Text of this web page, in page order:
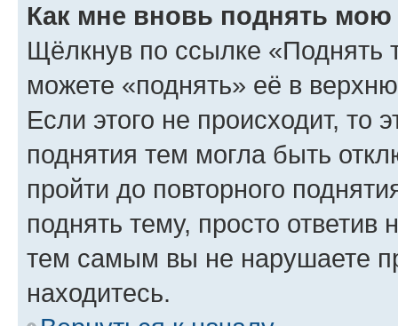
Как мне вновь поднять мою
Щёлкнув по ссылке «Поднять
можете «поднять» её в
Если этого не происходит, то
поднятия тем могла быть
пройти до повторного
поднять тему, просто ответив
тем самым вы не нарушаете
находитесь.